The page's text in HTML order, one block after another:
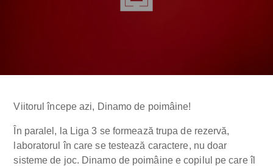
Viitorul începe azi, Dinamo de poimâine!
În paralel, la Liga 3 se formează trupa de rezervă,
laboratorul în care se testează caractere, nu doar
sisteme de joc. Dinamo de poimâine e copilul pe care îl